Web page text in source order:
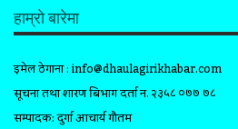
हाम्रो बारेमा
इमेल ठेगाना :info@dhaulagirikhabar.com
सूचना तथा प्रशारण बिभाग दर्ता न. २३५८ ०७७ ७८
सम्पादक: दुर्गा आचार्य गौतम